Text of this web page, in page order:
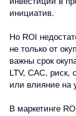
Базовая
вложения) x
полученным
Какой ROI
и тот же
в зависимости
риска, масштаба
Отрицательный